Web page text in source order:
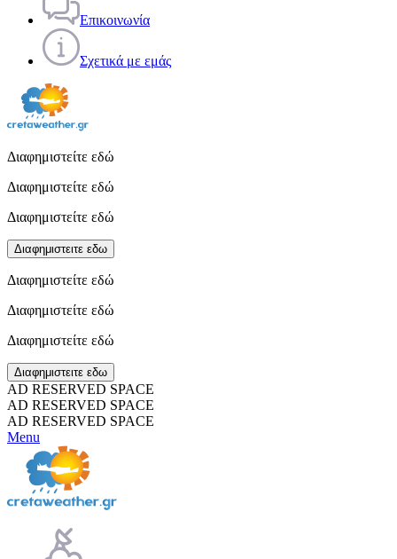
Επικοινωνία
Σχετικά με εμάς
Διαφημιστείτε εδώ
Διαφημιστείτε εδώ
Διαφημιστείτε εδώ
Διαφημιστειτε εδω
Διαφημιστείτε εδώ
Διαφημιστείτε εδώ
Διαφημιστείτε εδώ
Διαφημιστειτε εδω
AD RESERVED SPACE
AD RESERVED SPACE
AD RESERVED SPACE
Menu